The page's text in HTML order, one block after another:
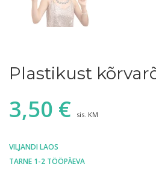
Plastikust
3,50 € sis. KM
VILJANDI LAOS
TARNE 1-2 TÖÖPÄEVA